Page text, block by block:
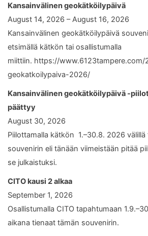
Kansainvälinen geokätköilypäivä
August 14, 2026 – August 16, 2026
Kansainvälinen geokätköilypäivä
etsimällä kätkön tai osallistumalla
miittiin. https://
geokatkoilypaiva-2026/
Kansainvälinen geokätköilypäivä -
päättyy
August 30, 2026
Piilottamalla kätkön 1.–30.8. 2026 välillä
souvenirin eli tänään viimeistään pitää
se julkaistuksi.
CITO kausi 2 alkaa
September 1, 2026
Osallistumalla CITO tapahtumaan
aikana tienaat tämän souvenirin.